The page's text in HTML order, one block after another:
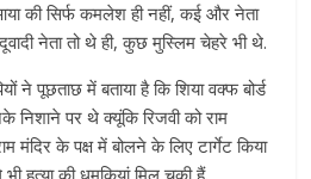
की सिर्फ कमलेश ही नहीं, कई और नेता
नेता तो थे ही, कुछ मुस्लिम चेहरे भी थे.
ने पूछताछ में बताया है कि शिया वक्फ बोर्ड
निशाने पर थे क्यूंकि रिजवी को राम
मंदिर के पक्ष में बोलने के लिए टार्गेट किया